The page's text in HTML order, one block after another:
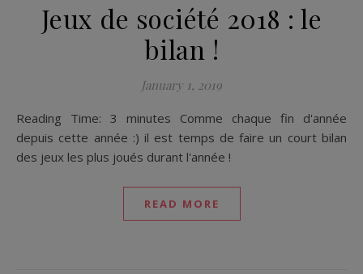
Jeux de société 2018 : le
bilan !
January 1, 2019
Reading Time: 3 minutes Comme chaque fin d'année
depuis cette année :) il est temps de faire un court bilan
des jeux les plus joués durant l'année !
READ MORE